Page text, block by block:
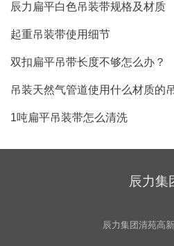
手摇跨顶
辰力扁平白色吊装带规格及材质
起重吊装带使用细节
双扣扁平吊带长度不够怎么办？
吊装天然气管道使用什么材质的
1吨扁平吊装带怎么清洗
辰力集
辰力集团清苑高